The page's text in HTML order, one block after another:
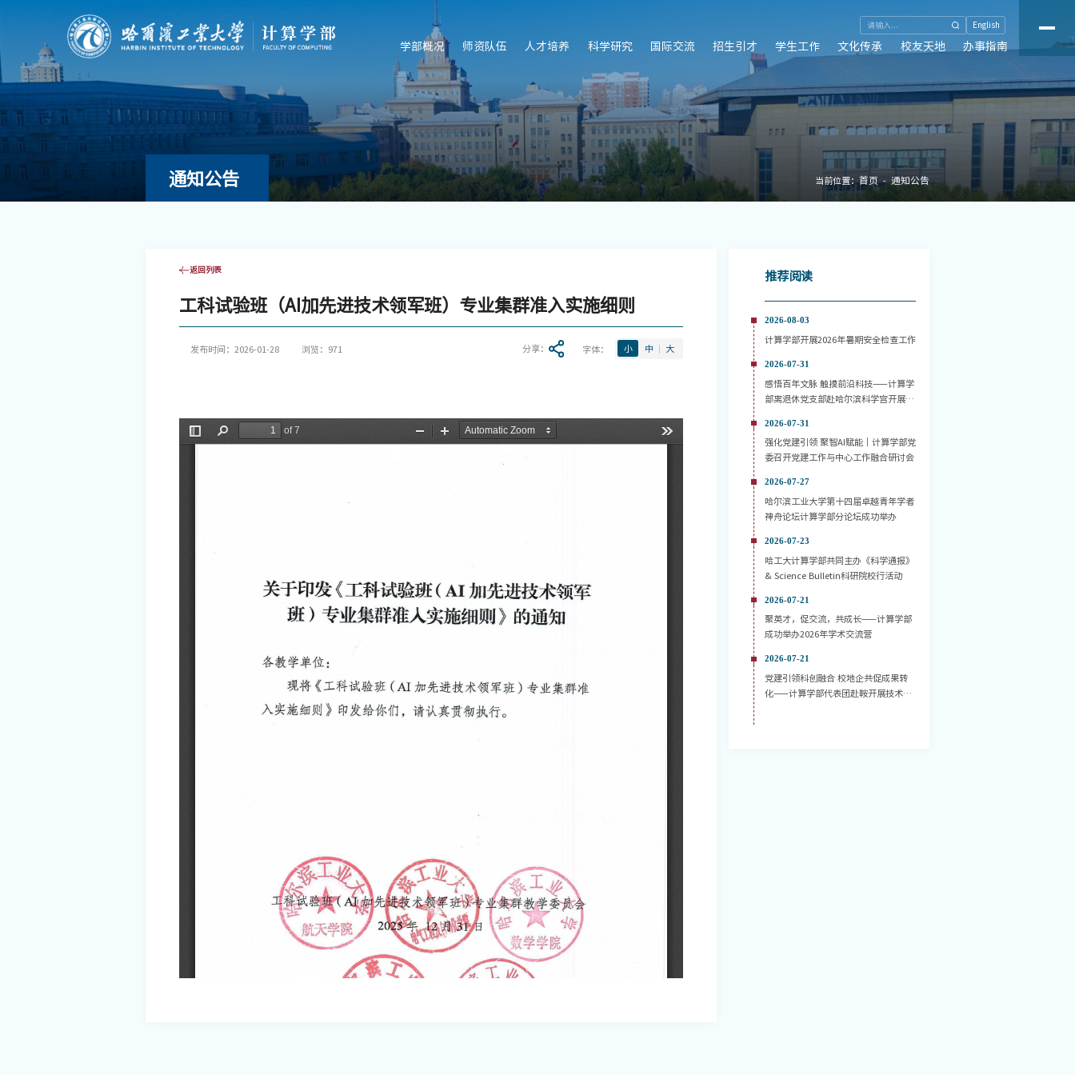
English
学部概况 师资队伍 人才培养 科学研究 国际交流 招生引才 学生工作 文化传承 校友天地 办事指南
通知公告 当前位置：首页 通知公告
返回列表
工科试验班（AI加先进技术领军班）专业集群准入实施细则
发布时间：2026-01-28 浏览： 971 分享： 字体： 小 中 大
推荐阅读
2026-08-03
计算学部开展2026年暑期安全检查工作
2026-07-31
感悟百年文脉 触摸前沿科技——计算学
部离退休党支部赴哈尔滨科学宫开展主
2026-07-31
强化党建引领 聚智AI赋能｜计算学部党
委召开党建工作与中心工作融合研讨会
2026-07-27
哈尔滨工业大学第十四届卓越青年学者
神舟论坛计算学部分论坛成功举办
2026-07-23
哈工大计算学部共同主办《科学通报》
& Science Bulletin科研院校行活动
2026-07-21
聚英才，促交流，共成长——计算学部
成功举办2026年学术交流营
2026-07-21
党建引领科创融合 校地企共促成果转
化——计算学部代表团赴鞍开展技术对